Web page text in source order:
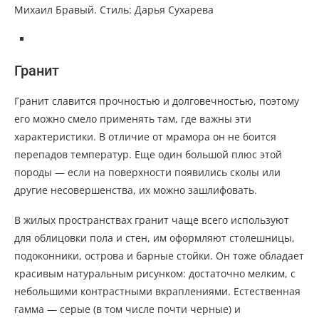
Михаил Бравый. Стиль: Дарья Сухарева
Гранит
Гранит славится прочностью и долговечностью, поэтому
его можно смело применять там, где важны эти
характеристики. В отличие от мрамора он не боится
перепадов температур. Еще один большой плюс этой
породы — если на поверхности появились сколы или
другие несовершенства, их можно зашлифовать.
В жилых пространствах гранит чаще всего используют
для облицовки пола и стен, им оформляют столешницы,
подоконники, острова и барные стойки. Он тоже обладает
красивым натуральным рисунком: достаточно мелким, с
небольшими контрастными вкраплениями. Естественная
гамма — серые (в том числе почти черные) и